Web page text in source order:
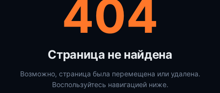
404
Страница не найдена
Возможно, страница была перемещена или удалена.
Воспользуйтесь навигацией ниже.